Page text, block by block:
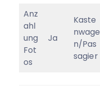
Anz
ahl
ung
Fot
os
Ja
Kaste
nwage
n/Pas
sagier